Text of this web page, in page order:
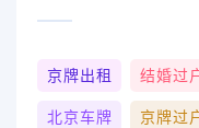
京牌出租 结婚过
北京车牌 京牌过